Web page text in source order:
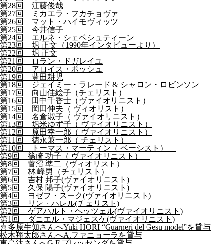
第28回 江藤俊哉
第27回 ミカエラ・フカチョヴァ
第26回 マット・ハイモヴィッツ
第25回 今井信子
第24回 エルネ・シェベシュティーン
第23回 堀 正文（1990年インタビューより）
第22回 堀 正文
第21回 ロラン・ドガレイユ
第20回 アロイス・ポッシュ
第19回 豊田耕児
第18回 ジェイミー・ラレード & シャロン・ロビンソン
第17回 向山佳絵子（チェリスト）
第16回 田中千香士（ヴァイオリニスト）
第15回 岡田伸夫（ ヴィオリスト）
第14回 名倉淑子（ ヴァイオリニスト）
第13回 堀米ゆず子（ ヴァイオリニスト）
第12回 原田幸一郎（ ヴァイオリニスト）
第11回 徳永兼一郎（ チェリスト）
第10回 トーマス・マーティン（ ベーシスト）
第9回 篠崎 功子（ ヴァイオリニスト）
第8回 菅沼 準二（ヴィオリスト）
第7回 林 峰男（チェリスト）
第6回 吉村 邦子(ヴァイオリニスト)
第5回 久保 陽子(ヴァイオリニスト)
第4回 ヨゼフ・スーク(ヴァイオリニスト)
第3回 リン・ハレル(チェリスト)
第2回 ゲアハルト・ヘッツェル(ヴァイオリニスト)
第1回 ダニエル・マジェスケ(ヴァイオリニスト)
喜多原生知さんへYuki HORI “Guarneri del Gesu model”を貸与
松木翔太郎さんへA.ファニョーラを貸与